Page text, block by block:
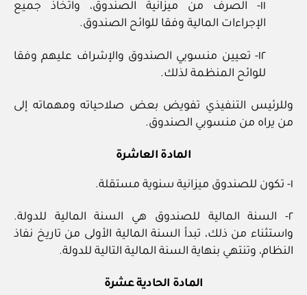
١١- الصرف من ميزانية الصندوق، واتخاذ جميع
الإجراءات المالية وفقا للوائح الصندوق.
١٢- تعيين منسوبي الصندوق والإشراف عليهم وفقا
للوائح المنظمة لذلك.
وللرئيس التنفيذي تفويض بعض صلاحياته ومهماته إلى
من يراه من منسوبي الصندوق.
المادة العاشرة
١- تكون للصندوق ميزانية سنوية مستقلة.
٢- السنة المالية للصندوق هي السنة المالية للدولة.
واستثناء من ذلك، تبدأ السنة المالية الأولى من تاريخ نفاذ
النظام، وتنتهي بنهاية السنة المالية التالية للدولة.
المادة الحادية عشرة